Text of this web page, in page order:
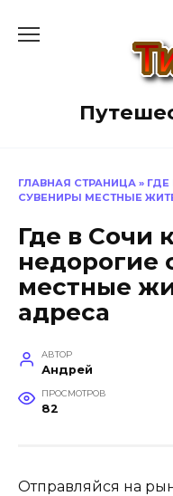
ГЛАВНАЯ СТРАНИЦА » ГДЕ
СУВЕНИРЫ МЕСТНЫЕ
Где в Сочи
недорогие
местные
адреса
АВТОР
Андрей
ПРОСМОТРОВ
82
Отправляйся на